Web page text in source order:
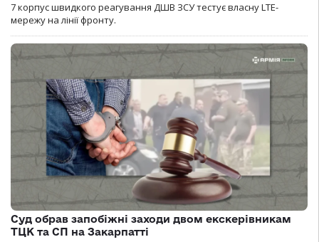
7 корпус швидкого реагування ДШВ ЗСУ тестує власну LTE-
мережу на лінії фронту.
Суд обрав запобіжні заходи двом екскерівникам
ТЦК та СП на Закарпатті